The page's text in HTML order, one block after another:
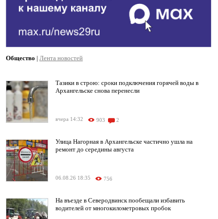
Общество | Лента новостей
Тазики в строю: сроки подключения горячей воды в
Архангельске снова перенесли
вчера 14:32 903 2
Улица Нагорная в Архангельске частично ушла на
ремонт до середины августа
06.08.26 18:35 756
На въезде в Северодвинск пообещали избавить
водителей от многокилометровых пробок